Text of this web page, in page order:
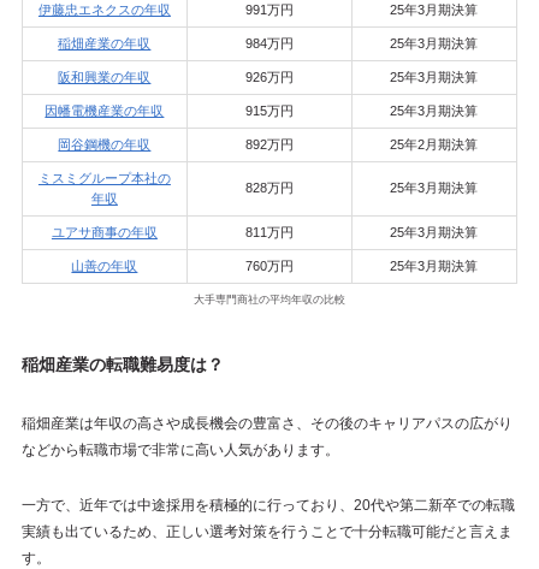
伊藤忠エネクスの年収 991万円 25年3月期決算
稲畑産業の年収 984万円 25年3月期決算
阪和興業の年収 926万円 25年3月期決算
因幡電機産業の年収 915万円 25年3月期決算
岡谷鋼機の年収 892万円 25年2月期決算
ミスミグループ本社の
年収
828万円 25年3月期決算
ユアサ商事の年収 811万円 25年3月期決算
山善の年収 760万円 25年3月期決算
大手専門商社の平均年収の比較
稲畑産業の転職難易度は？
稲畑産業は年収の高さや成長機会の豊富さ、その後のキャリアパスの広がり
などから転職市場で非常に高い人気があります。
一方で、近年では中途採用を積極的に行っており、20代や第二新卒での転職
実績も出ているため、正しい選考対策を行うことで十分転職可能だと言えま
す。